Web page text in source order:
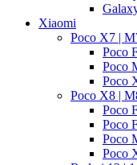
Xiaomi
Poco X7 |
Poco
Poco
Poco
Poco X8 |
Poco
Poco
Poco
Poco